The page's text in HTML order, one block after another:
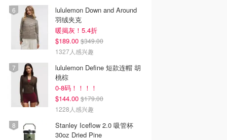
lululemon Down and Around
羽绒夹克
暖揭灰！5.4折
$189.00 $349.00
1327人感兴趣
lululemon Define 短款连帽 胡
桃棕
0-8码！！！！
$144.00 $179.00
1228人感兴趣
Stanley Iceflow 2.0 吸管杯
30oz Dried Pine